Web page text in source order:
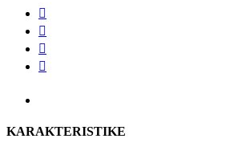




KARAKTERISTIKE